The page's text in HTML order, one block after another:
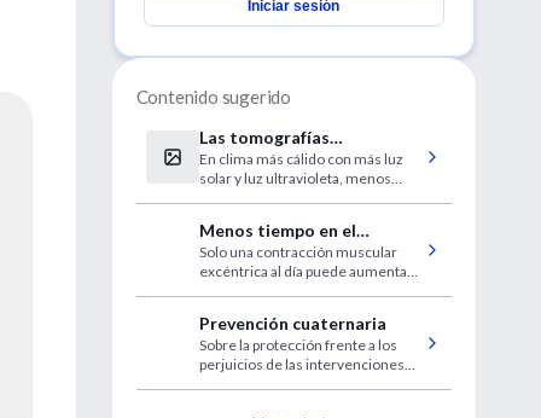
Iniciar sesión
Contenido sugerido
Las tomografías
computarizadas aumentan
con el clima cálido y
soleado
En clima más cálido con más luz
solar y luz ultravioleta, menos
politraumatizados
Menos tiempo en el
gimnasio, mismos
resultados
Solo una contracción muscular
excéntrica al día puede aumentar
Prevención cuaternaria
Sobre la protección frente a los
perjuicios de las intervenciones